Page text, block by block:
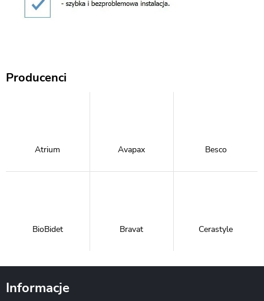
Producenci
Atrium Avapax Besco
BioBidet Bravat Cerastyle
Informacje